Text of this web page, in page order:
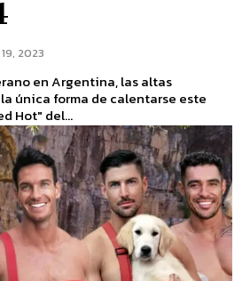
2023
en Argentina, las altas
única forma de calentarse este
Hot" del...